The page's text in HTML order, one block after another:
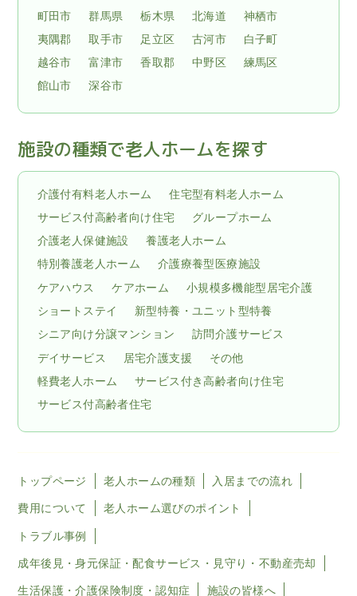
町田市
群馬県 栃木県 北海道
神栖市
夷隅郡
取手市 足立区 古河市
白子町
越谷市
富津市 香取郡 中野区
練馬区
館山市
深谷市
施設の種類で老人ホームを探す
介護付有料老人ホーム
住宅型有料老人ホーム
サービス付高齢者向け住宅
グループホーム
介護老人保健施設
養護老人ホーム
特別養護老人ホーム
介護療養型医療施設
ケアハウス
ケアホーム
小規模多機能型居宅介護
ショートステイ
新型特養・ユニット型特養
シニア向け分譲マンション
訪問介護サービス
デイサービス
居宅介護支援
その他
軽費老人ホーム
サービス付き高齢者向け住宅
サービス付高齢者住宅
トップページ 老人ホームの種類 入居までの流れ
費用について 老人ホーム選びのポイント
トラブル事例
成年後見・身元保証・配食サービス・見守り・不動産売却
生活保護・介護保険制度・認知症 施設の皆様へ